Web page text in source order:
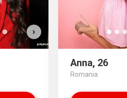
›
Anna, 26
Romania